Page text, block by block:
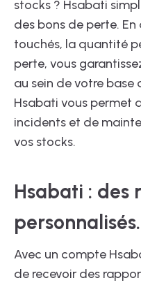
stocks ? Hsabati
des bons de perte.
touchés, la quantité
perte, vous
au sein de votre
Hsabati vous permet
incidents et de
vos stocks.
Hsabati : des
personnalisés.
Avec un compte
de recevoir des